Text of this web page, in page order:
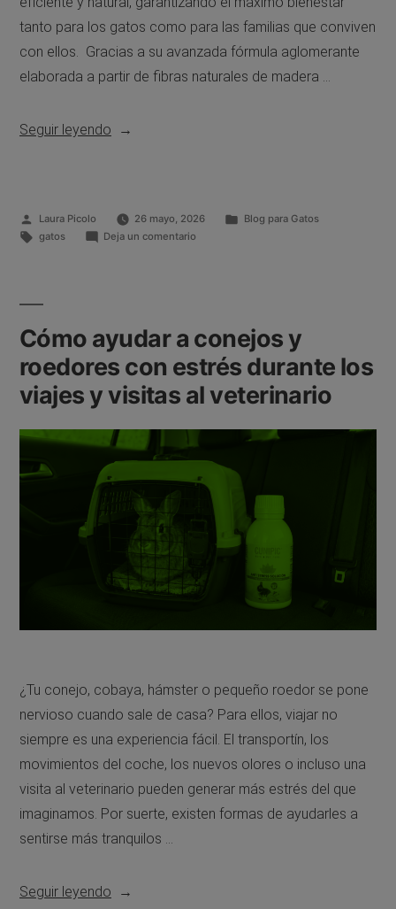
tanto para los gatos como para las familias que conviven
con ellos. Gracias a su avanzada fórmula aglomerante
elaborada a partir de fibras naturales de madera …
Seguir leyendo
Laura Picolo 26 mayo, 2026
Blog para Gatos
gatos
Deja un comentario
Cómo ayudar a conejos y
roedores con estrés durante los
viajes y visitas al veterinario
¿Tu conejo, cobaya, hámster o pequeño roedor se pone
nervioso cuando sale de casa? Para ellos, viajar no
siempre es una experiencia fácil. El transportín, los
movimientos del coche, los nuevos olores o incluso una
visita al veterinario pueden generar más estrés del que
imaginamos. Por suerte, existen formas de ayudarles a
sentirse más tranquilos …
Seguir leyendo